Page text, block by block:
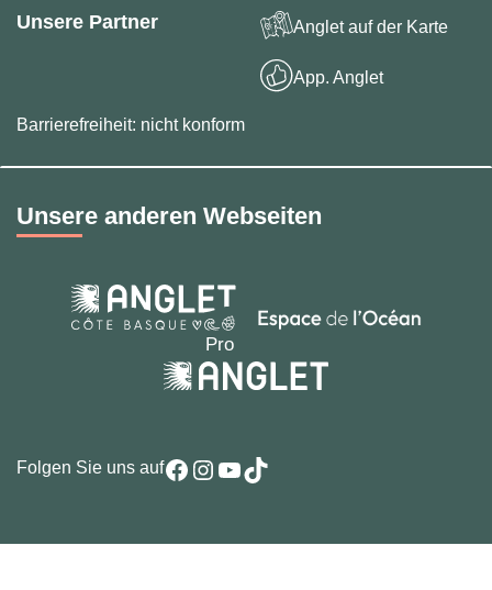
Unsere Partner Anglet auf der Karte
App. Anglet
Barrierefreiheit: nicht konform
Unsere anderen Webseiten
Folgen Sie uns aufFacebook
Instagram
YouTube
TikTok